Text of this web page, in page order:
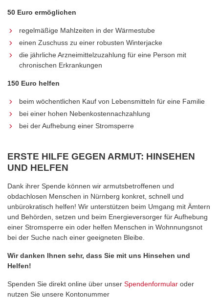
50 Euro ermöglichen
regelmäßige Mahlzeiten in der Wärmestube
einen Zuschuss zu einer robusten Winterjacke
die jährliche Arzneimittelzuzahlung für eine Person mit
chronischen Erkrankungen
150 Euro helfen
beim wöchentlichen Kauf von Lebensmitteln für eine Familie
bei einer hohen Nebenkostennachzahlung
bei der Aufhebung einer Stromsperre
ERSTE HILFE GEGEN ARMUT: HINSEHEN
UND HELFEN
Dank ihrer Spende können wir armutsbetroffenen und
obdachlosen Menschen in Nürnberg konkret, schnell und
unbürokratisch helfen! Wir unterstützen beim Umgang mit Ämtern
und Behörden, setzen und beim Energieversorger für Aufhebung
einer Stromsperre ein oder helfen Menschen in Wohnnungsnot
bei der Suche nach einer geeigneten Bleibe.
Wir danken Ihnen sehr, dass Sie mit uns Hinsehen und
Helfen!
Spenden Sie direkt online über unser Spendenformular oder
nutzen Sie unsere Kontonummer